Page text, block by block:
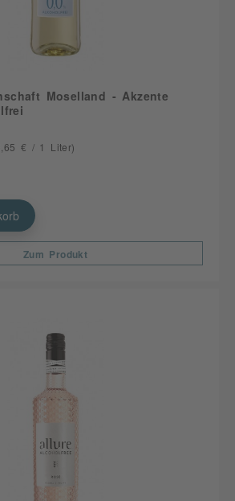
Moselland - Akzente
€ / 1 Liter)
Zum Produkt